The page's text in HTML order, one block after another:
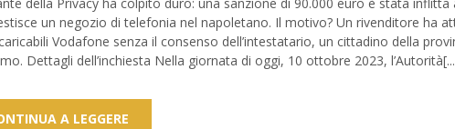
un negozio di telefonia nel napoletano. Il motivo? Un rivenditore ha
Vodafone senza il consenso dell’intestatario, un cittadino della
Dettagli dell’inchiesta Nella giornata di oggi, 10 ottobre 2023,
A LEGGERE